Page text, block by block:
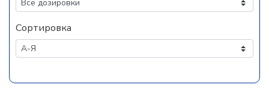
Сортировка